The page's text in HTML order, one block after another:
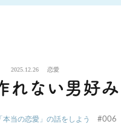
2025.12.26 恋愛
れない男好
本当の恋愛」の話をしよう #006